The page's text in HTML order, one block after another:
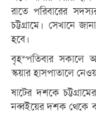
রাতে পরিবারের
চট্টগ্রামে। সেখানে
হবে।
বৃহস্পতিবার সকালে
স্কয়ার হাসপাতালে
ষাটের দশকে
নব্বইয়ের দশক থেকে